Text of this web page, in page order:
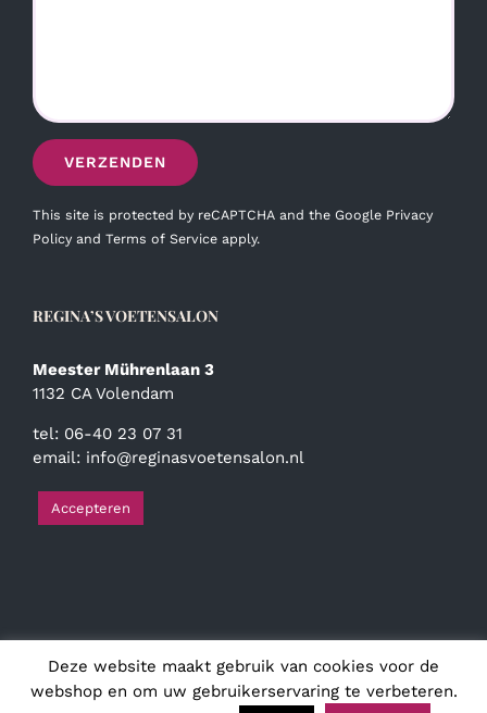
This site is protected by reCAPTCHA and the Google Privacy
Policy and Terms of Service apply.
REGINA’S VOETENSALON
Meester Mührenlaan 3
1132 CA Volendam
tel: 06-40 23 07 31
email: info@reginasvoetensalon.nl
Accepteren
© Copyright2026 | Regina's Voetensalon | Alle rechten
voorbehouden
Deze website maakt gebruik van cookies voor de
webshop en om uw gebruikerservaring te verbeteren.